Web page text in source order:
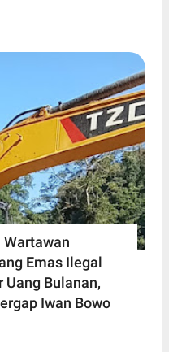
Wartawan
Emas Ilegal
Uang Bulanan,
Iwan Bowo